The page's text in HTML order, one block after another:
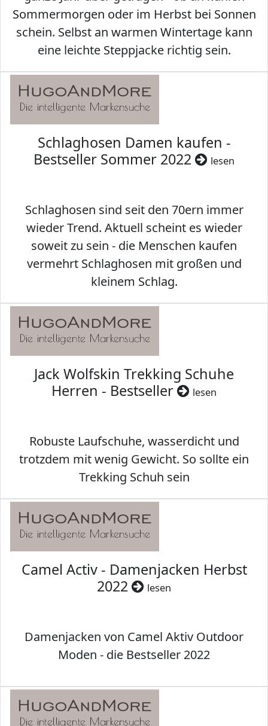
Sommermorgen oder im Herbst bei Sonnen
schein. Selbst an warmen Wintertage kann
eine leichte Steppjacke richtig sein.
Schlaghosen Damen kaufen -
Bestseller Sommer 2022
lesen
Schlaghosen sind seit den 70ern immer
wieder Trend. Aktuell scheint es wieder
soweit zu sein - die Menschen kaufen
vermehrt Schlaghosen mit großen und
kleinem Schlag.
Jack Wolfskin Trekking Schuhe
Herren - Bestseller
lesen
Robuste Laufschuhe, wasserdicht und
trotzdem mit wenig Gewicht. So sollte ein
Trekking Schuh sein
Camel Activ - Damenjacken Herbst
2022
lesen
Damenjacken von Camel Aktiv Outdoor
Moden - die Bestseller 2022